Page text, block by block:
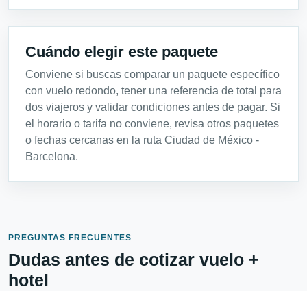
Cuándo elegir este paquete
Conviene si buscas comparar un paquete específico
con vuelo redondo, tener una referencia de total para
dos viajeros y validar condiciones antes de pagar. Si
el horario o tarifa no conviene, revisa otros paquetes
o fechas cercanas en la ruta Ciudad de México -
Barcelona.
PREGUNTAS FRECUENTES
Dudas antes de cotizar vuelo +
hotel